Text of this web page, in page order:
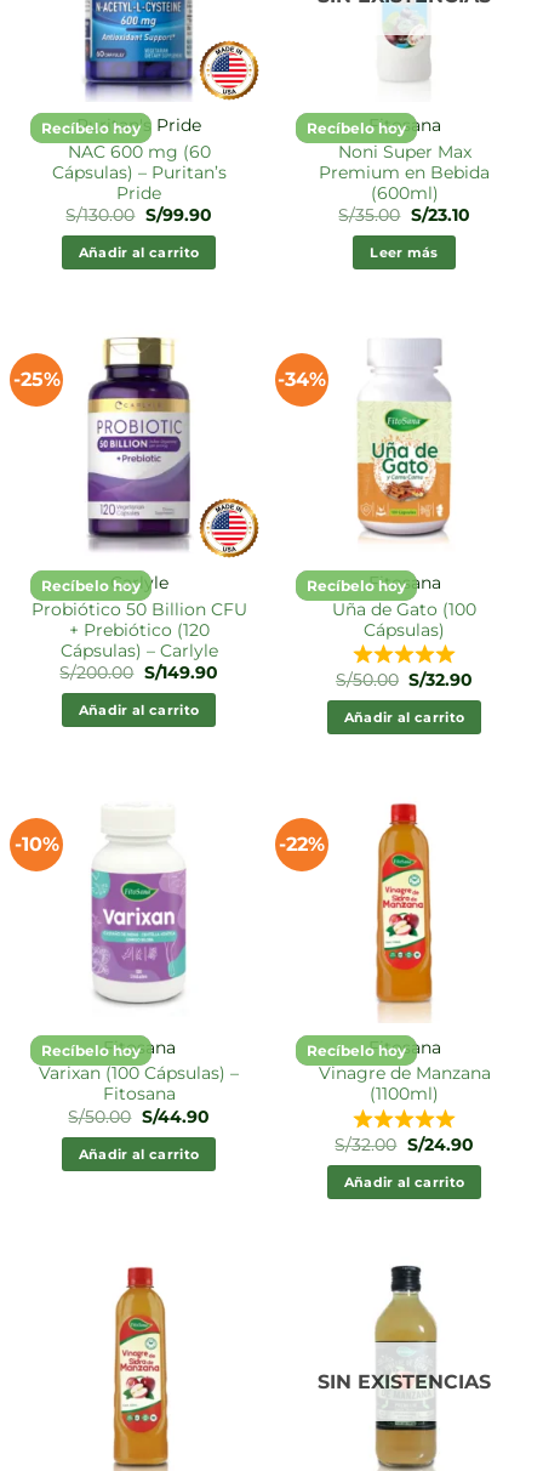
Recíbelo hoy
Puritan's Pride
NAC 600 mg (60
Cápsulas) – Puritan’s
Pride
S/130.00 El
precio
original
era:
S/99.90El
Añadir al carrito
Recíbelo hoyFitosana
Noni Super Max
Premium en Bebida
(600ml)
S/35.00 El
precio
original
era:
S/23.10El
Leer más
-25%
Recíbelo hoyCarlyle
Probiótico 50 Billion CFU
+ Prebiótico (120
Cápsulas) – Carlyle
S/200.00 El
precio
original
era:
S/149.90El
Añadir al carrito
-34%
Recíbelo hoyFitosana
Uña de Gato (100
Cápsulas)
S/50.00 El
precio
original
era:
S/32.90
Añadir al carrito
-10%
Recíbelo hoyFitosana
Varixan (100 Cápsulas) –
Fitosana
S/50.00 El
precio
original
era:
S/44.90El
Añadir al carrito
-22%
Recíbelo hoyFitosana
Vinagre de Manzana
(1100ml)
S/32.00 El
precio
original
era:
S/24.90El
Añadir al carrito
SIN EXISTENCIAS